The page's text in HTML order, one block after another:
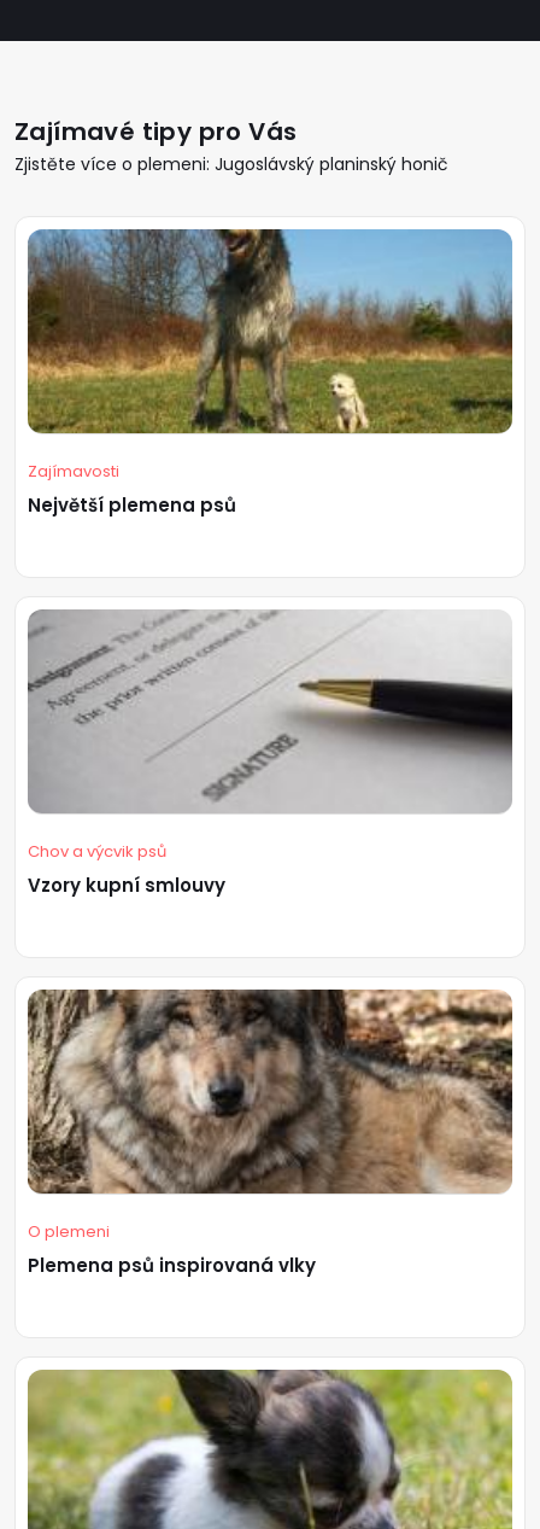
Zajímavé tipy pro Vás
Zjistěte více o plemeni: Jugoslávský planinský honič
Zajímavosti
Největší plemena psů
Chov a výcvik psů
Vzory kupní smlouvy
O plemeni
Plemena psů inspirovaná vlky